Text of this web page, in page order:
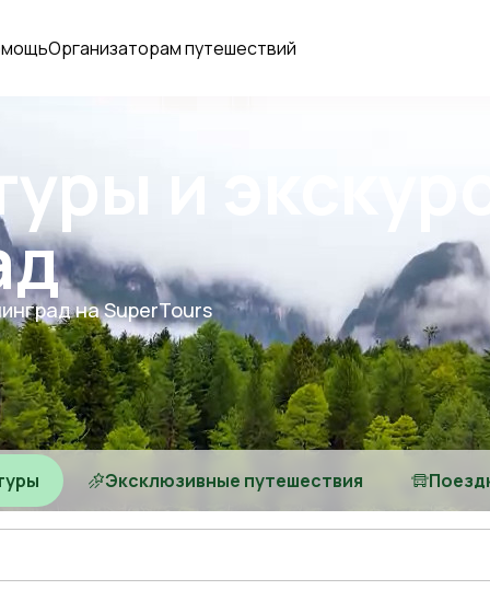
Организаторам путешествий
и
на SuperTours
Эксклюзивные путешествия